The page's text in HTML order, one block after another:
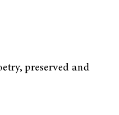
preserved and